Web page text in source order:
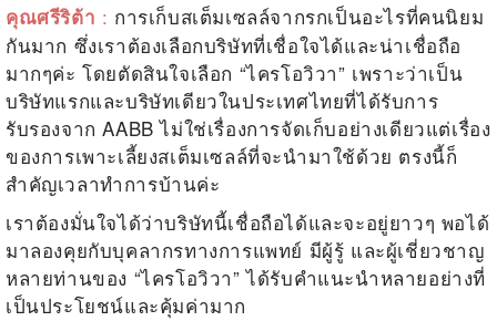
คุณศรีริต้า : การเก็บสเต็มเซลล์จากรกเป็นอะไรที่คนนิยม
กันมาก ซึ่งเราต้องเลือกบริษัทที่เชื่อใจได้และน่าเชื่อถือ
มากๆค่ะ โดยตัดสินใจเลือก “ไครโอวิวา” เพราะว่าเป็น
บริษัทแรกและบริษัทเดียวในประเทศไทยที่ได้รับการ
รับรองจากAABBไม่ใช่เรื่องการจัดเก็บอย่างเดียวแต่เรื่อง
ของการเพาะเลี้ยงสเต็มเซลล์ที่จะนำมาใช้ด้วย ตรงนี้ก็
สำคัญเวลาทำการบ้านค่ะ
เราต้องมั่นใจได้ว่าบริษัทนี้เชื่อถือได้และจะอยู่ยาวๆ พอได้
มาลองคุยกับบุคลากรทางการแพทย์ มีผู้รู้ และผู้เชี่ยวชาญ
หลายท่านของ “ไครโอวิวา” ได้รับคำแนะนำหลายอย่างที่
เป็นประโยชน์และคุ้มค่ามาก